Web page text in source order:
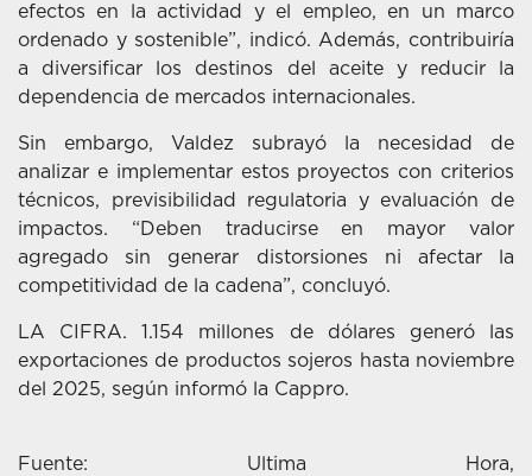
efectos en la actividad y el empleo, en un marco
ordenado y sostenible”, indicó. Además, contribuiría
a diversificar los destinos del aceite y reducir la
dependencia de mercados internacionales.
Sin embargo, Valdez subrayó la necesidad de
analizar e implementar estos proyectos con criterios
técnicos, previsibilidad regulatoria y evaluación de
impactos. “Deben traducirse en mayor valor
agregado sin generar distorsiones ni afectar la
competitividad de la cadena”, concluyó.
LA CIFRA. 1.154 millones de dólares generó las
exportaciones de productos sojeros hasta noviembre
del 2025, según informó la Cappro.
Fuente: Ultima Hora,